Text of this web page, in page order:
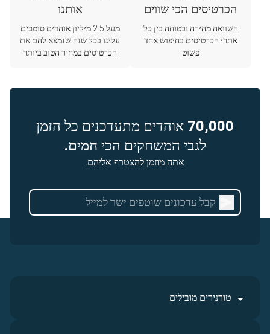
הכרטיסים הכי שווים
השוואה מהירה ובטוחה בין כל
אתרי הכרטיסים בחיפוש אחד
פשוט
אותנו
מעל 2.5 מיליון אוהדים סומכים
עלינו בכל שנה שנמצא להם את
הכרטיסים במחיר הטוב ביותר
70,000 אוהדים מתעדכנים כל הזמן
לגבי המשחקים הכי חמים.
אתה מוזמן להצטרף אליהם.
טורנירים מובילים